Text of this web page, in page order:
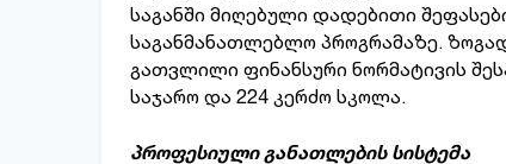
საგანში მიღებული დადებითი
საგანმანათლებლო პროგრამაზე.
გათვლილი ფინანსური ნორმატივის
საჯარო და 224 კერძო სკოლა.
პროფესიული განათლების სისტემა